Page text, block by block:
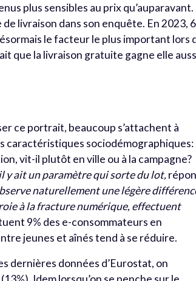
plus sensibles au prix qu’auparavant.
de livraison dans son enquête. En 2023,
le facteur le plus important lors
que la livraison gratuite gagne elle
ce portrait, beaucoup s’attachent à
caractéristiques sociodémographiques:
vit-il plutôt en ville ou à la campagne?
y ait un paramètre qui sorte du lot,
naturellement une légère
à la fracture numérique, effectuent
9% des e-consommateurs en
jeunes et aînés tend à se réduire.
dernières données d’Eurostat, on